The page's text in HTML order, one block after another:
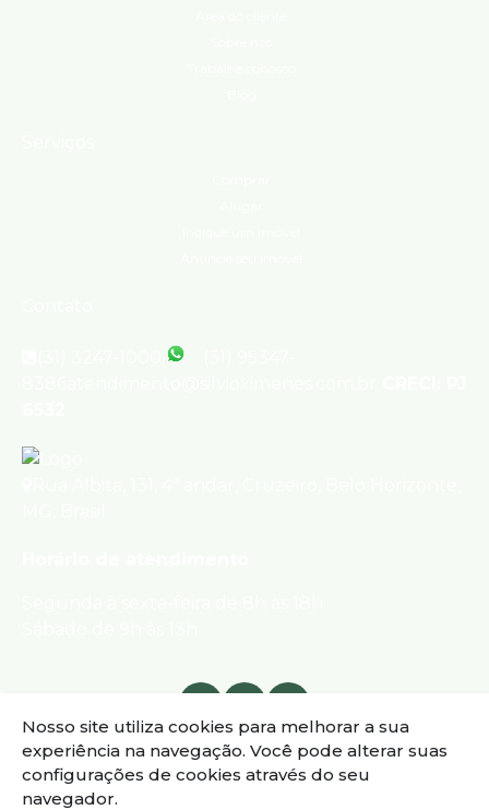
Nosso site utiliza cookies para melhorar a sua
experiência na navegação. Você pode alterar suas
configurações de cookies através do seu
navegador.